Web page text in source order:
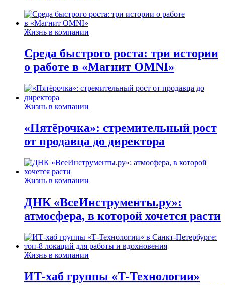
Жизнь в компании
Среда быстрого роста: три истории
о работе в «Магнит OMNI»
Жизнь в компании
«Пятёрочка»: стремительный рост
от продавца до директора
Жизнь в компании
ДНК «ВсеИнструменты.ру»:
атмосфера, в которой хочется расти
Жизнь в компании
ИТ-хаб группы «Т-Технологии»